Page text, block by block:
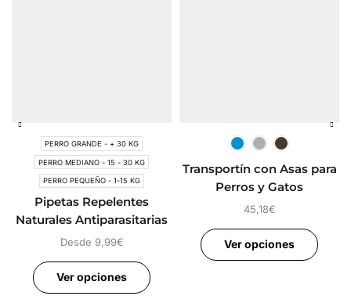
PERRO GRANDE - + 30 KG
PERRO MEDIANO - 15 - 30 KG
PERRO PEQUEÑO - 1-15 KG
Pipetas Repelentes
Naturales Antiparasitarias
para Perros
Desde 9,99€
Ver opciones
Transportín con Asas para
Perros y Gatos
45,18€
Ver opciones